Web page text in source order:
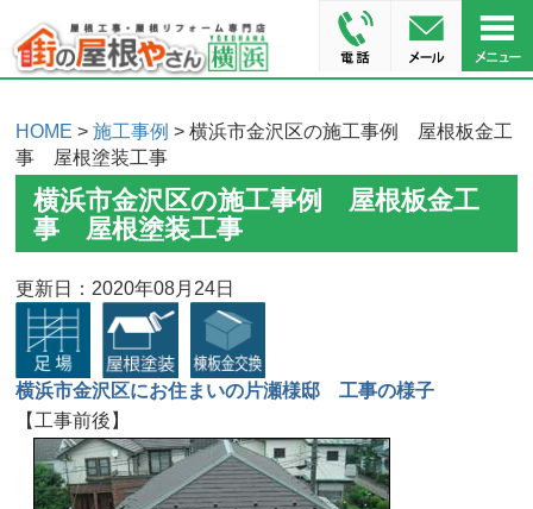
HOME >施工事例 > 横浜市金沢区の施工事例 屋根板金工
事 屋根塗装工事
横浜市金沢区の施工事例 屋根板金工
事 屋根塗装工事
更新日：2020年08月24日
横浜市金沢区にお住まいの片瀬様邸 工事の様子
【工事前後】